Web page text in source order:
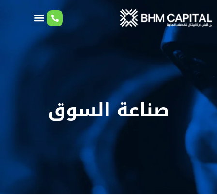
صناعة السوق